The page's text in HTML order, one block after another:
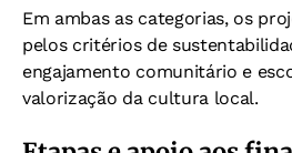
Em ambas as categorias, os
pelos critérios de
engajamento comunitário e
valorização da cultura local.